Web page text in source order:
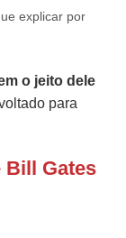
explicar por
o jeito dele
para
Bill Gates